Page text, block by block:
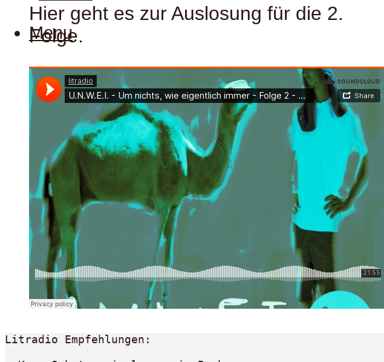
Menu
Hier geht es zur Auslosung für die 2.
Folge.
Litradio Empfehlungen: